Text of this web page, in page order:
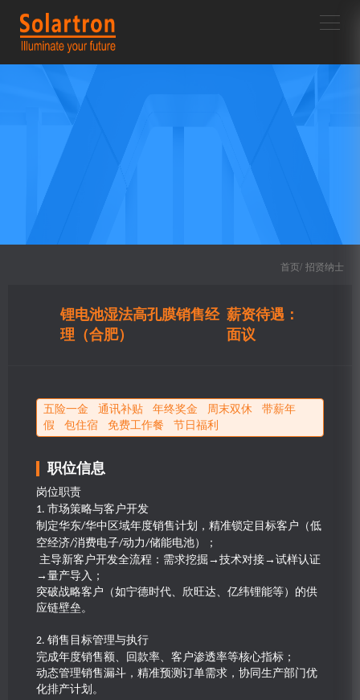
首页/ 招贤纳士
锂电池湿法高孔膜销售经
理（合肥）
薪资待遇：
面议
五险一金 通讯补贴 年终奖金 周末双休 带薪年
假 包住宿 免费工作餐 节日福利
职位信息
岗位职责
1. 市场策略与客户开发
制定华东/华中区域年度销售计划，精准锁定目标客户（低
空经济/消费电子/动力/储能电池）；
主导新客户开发全流程：需求挖掘 →技术对接→试样认证
→量产导入；
突破战略客户（如宁德时代、欣旺达、亿纬锂能等）的供
应链壁垒。
2. 销售目标管理与执行
完成年度销售额、回款率、客户渗透率等核心指标；
动态管理销售漏斗，精准预测订单需求，协同生产部门优
化排产计划。